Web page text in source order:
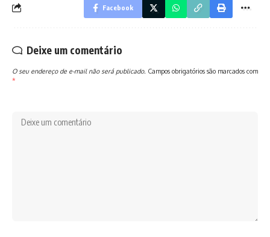
Facebook
Deixe um comentário
O seu endereço de e-mail não será publicado. Campos obrigatórios são marcados com
*